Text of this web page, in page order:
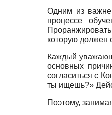
Одним из
процессе
которую должен
Каждый
основных
согласиться с
ты ищешь?»
Поэтому,